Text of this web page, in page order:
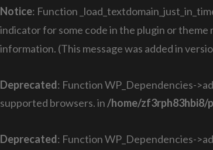
Notice: Function
indicator for some code in the plugin or
information. (This message was added in
Deprecated: Function WP_Dependencies-
supported browsers. in /home/zf3rph83hbi8/
Deprecated: Function WP_Dependencies-